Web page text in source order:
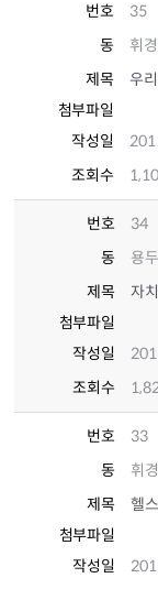
번호
35
동
휘
제목
우
첨부파일
작성일
조회수
번호
34
동
용
제목
자
첨부파일
작성일
조회수
번호
33
동
휘
제목
헬
첨부파일
작성일